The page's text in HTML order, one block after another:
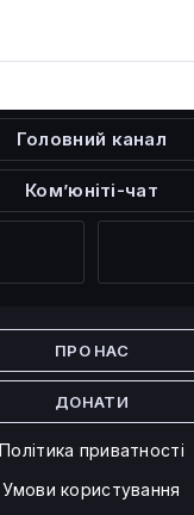
Головний канал
Ком’юніті-чат
ПРО НАС
ДОНАТИ
Політика приватності
Умови користування